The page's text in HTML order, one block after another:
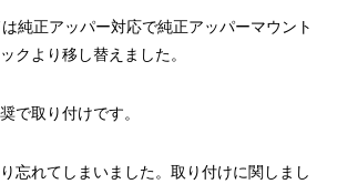
純正アッパー対応で純正アッパーマウント
クより移し替えました。
で取り付けです。
忘れてしまいました。取り付けに関しまし